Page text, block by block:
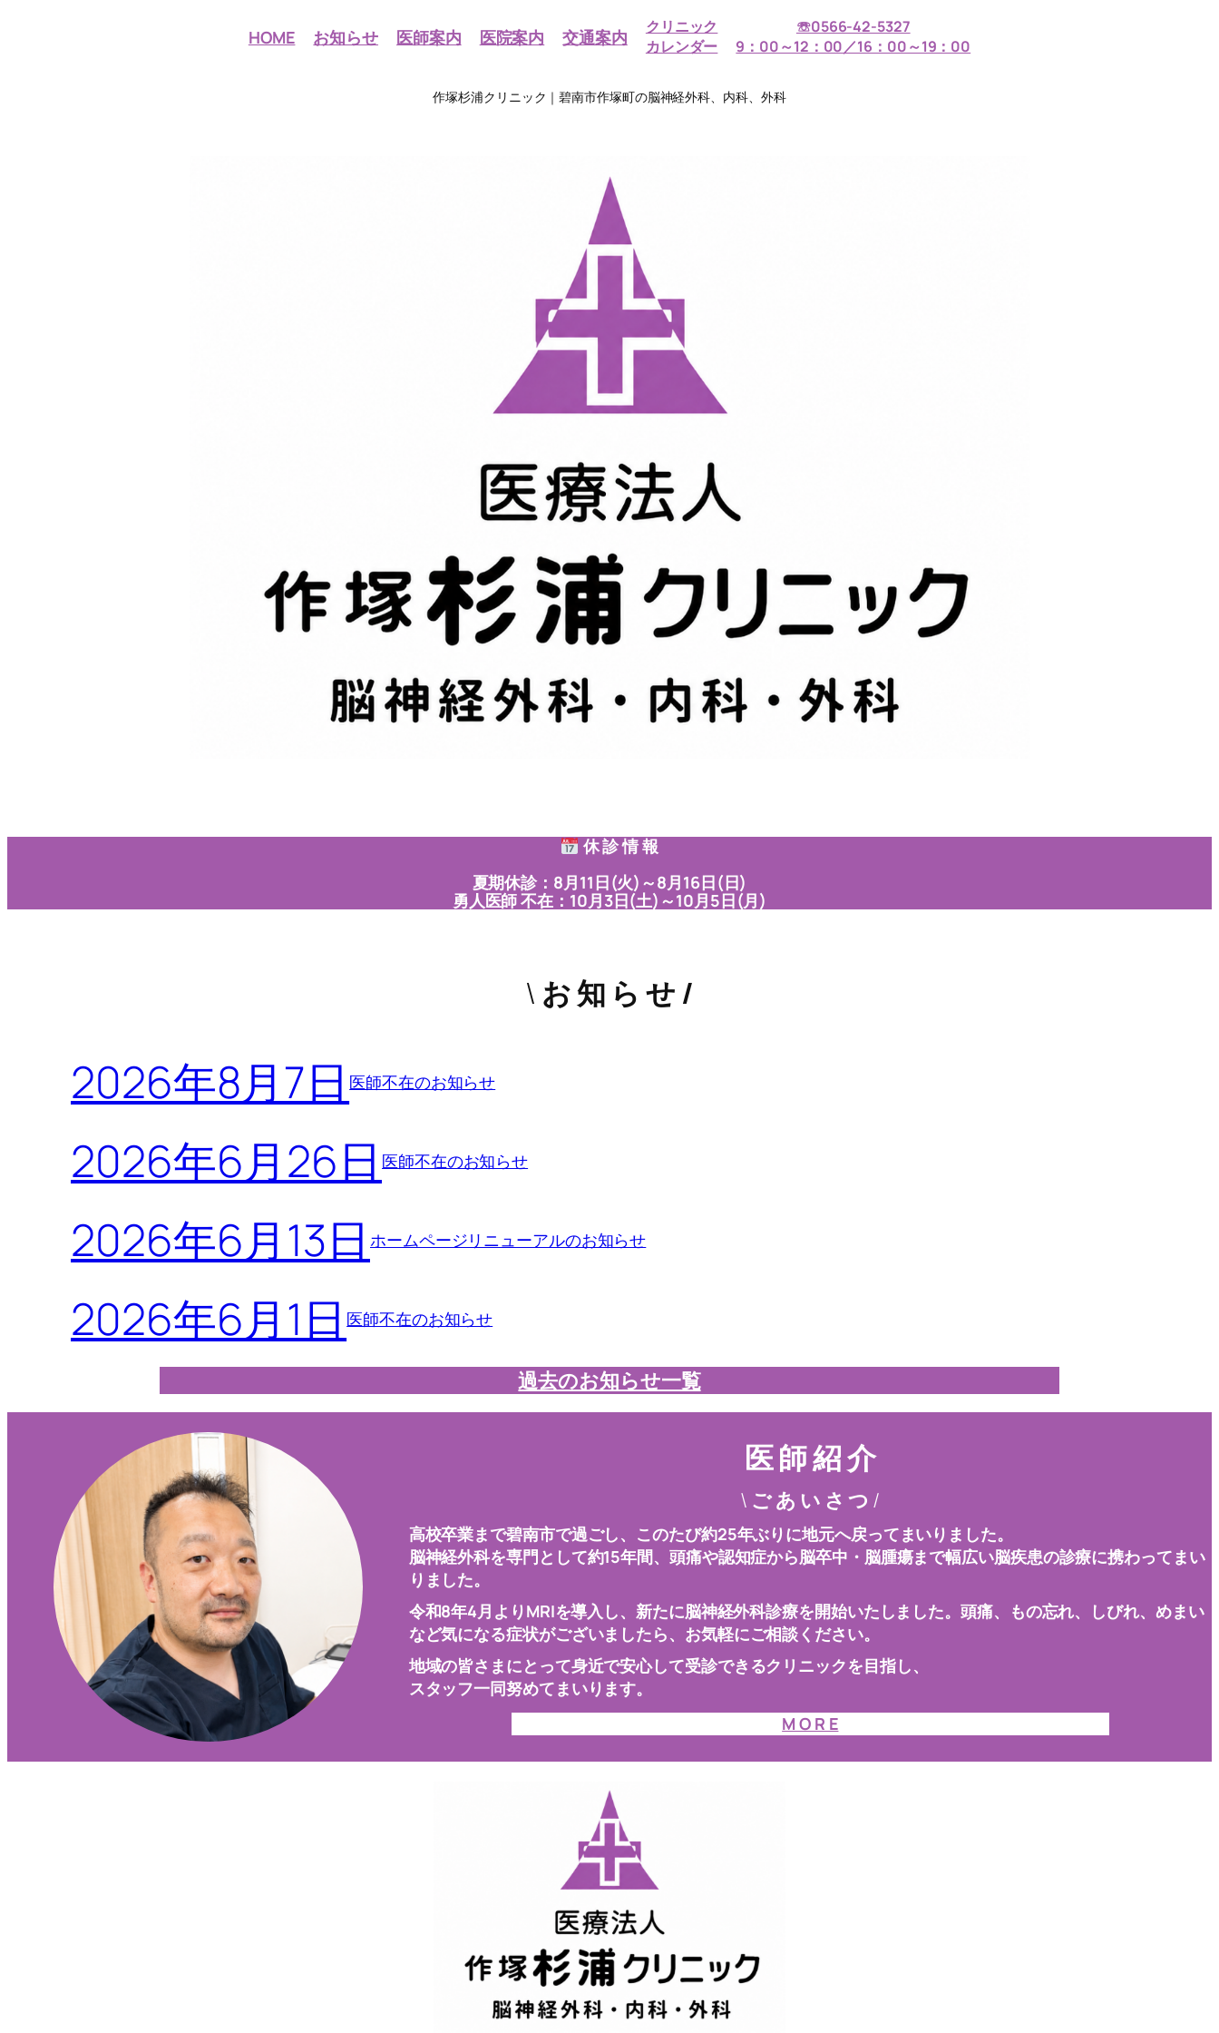
HOME お知らせ 医師案内 医院案内 交通案内
クリニック
カレンダー
☏0566-42-5327
9：00～12：00／16：00～19：00
作塚杉浦クリニック｜碧南市作塚町の脳神経外科、内科、外科
休 診 情 報
夏期休診：8月11日(火)～8月16日(日)
勇人医師 不在：10月3日(土)～10月5日(月)
\ お 知 ら せ /
2026年8月7日医師不在のお知らせ
2026年6月26日 医師不在のお知らせ
2026年6月13日 ホームページリニューアルのお知らせ
2026年6月1日医師不在のお知らせ
過去のお知らせ一覧
医 師 紹 介
\ ご あ い さ つ /
高校卒業まで碧南市で過ごし、このたび約25年ぶりに地元へ戻ってまいりました。
脳神経外科を専門として約15年間、頭痛や認知症から脳卒中・脳腫瘍まで幅広い脳疾患の診療に携わってまい
りました。
令和8年4月よりMRIを導入し、新たに脳神経外科診療を開始いたしました。頭痛、もの忘れ、しびれ、めまい
など気になる症状がございましたら、お気軽にご相談ください。
地域の皆さまにとって身近で安心して受診できるクリニックを目指し、
スタッフ一同努めてまいります。
M O R E